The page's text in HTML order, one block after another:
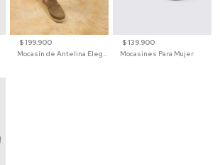
$ 199.900
Mocasín de Antelina Elegante con Suela de Contraste Para Hombre
$ 139.900
Mocasines Para Mujer